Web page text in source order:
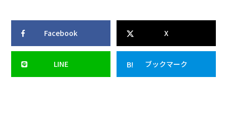
Facebook X
LINE ブックマーク